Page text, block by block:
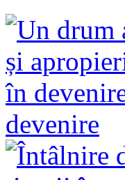
devenire